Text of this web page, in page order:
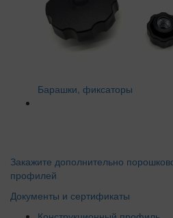
Барашки, фиксаторы
Закажите дополнительно
профилей
Документы и сертификаты